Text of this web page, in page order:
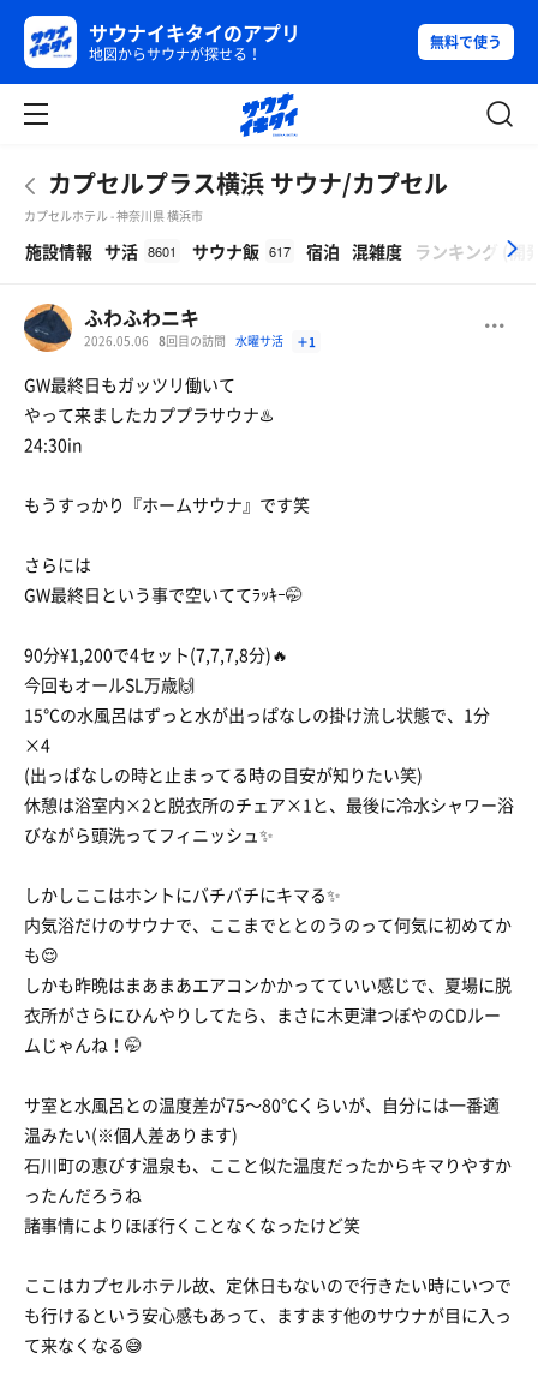
サウナイキタイのアプリ
地図からサウナが探せる！
無料で使う
カプセルプラス横浜 サウナ/カプセル
カプセルホテル - 神奈川県 横浜市
施設情報 サ活 8601 サウナ飯 617 宿泊 混雑度 ランキング (開
ふわふわニキ
2026.05.06 8回目の訪問 水曜サ活 ＋1
GW最終日もガッツリ働いて
やって来ましたカププラサウナ♨️
24:30in
もうすっかり『ホームサウナ』です笑
さらには
GW最終日という事で空いててﾗｯｷｰ🤭
90分¥1,200で4セット(7,7,7,8分)🔥
今回もオールSL万歳🙌
15℃の水風呂はずっと水が出っぱなしの掛け流し状態で、1分
×4
(出っぱなしの時と止まってる時の目安が知りたい笑)
休憩は浴室内×2と脱衣所のチェア×1と、最後に冷水シャワー浴
びながら頭洗ってフィニッシュ✨
しかしここはホントにバチバチにキマる✨
内気浴だけのサウナで、ここまでととのうのって何気に初めてか
も😌
しかも昨晩はまあまあエアコンかかってていい感じで、夏場に脱
衣所がさらにひんやりしてたら、まさに木更津つぼやのCDルー
ムじゃんね！🤭
サ室と水風呂との温度差が75〜80℃くらいが、自分には一番適
温みたい(※個人差あります)
石川町の恵びす温泉も、ここと似た温度だったからキマりやすか
ったんだろうね
諸事情によりほぼ行くことなくなったけど笑
ここはカプセルホテル故、定休日もないので行きたい時にいつで
も行けるという安心感もあって、ますます他のサウナが目に入っ
て来なくなる😅